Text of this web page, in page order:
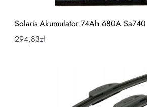
Solaris Akumulator 74Ah 680A Sa740
294,83zł